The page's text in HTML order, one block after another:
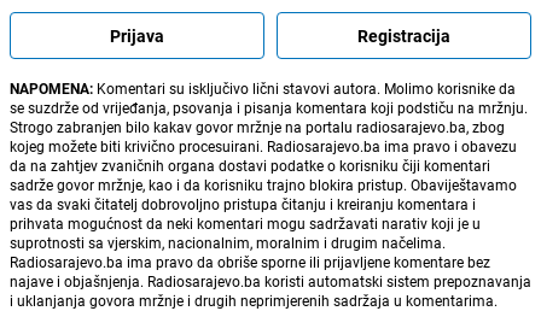
Prijava Registracija
NAPOMENA: Komentari su isključivo lični stavovi autora. Molimo korisnike da
se suzdrže od vrijeđanja, psovanja i pisanja komentara koji podstiču na mržnju.
Strogo zabranjen bilo kakav govor mržnje na portalu radiosarajevo.ba, zbog
kojeg možete biti krivično procesuirani. Radiosarajevo.ba ima pravo i obavezu
da na zahtjev zvaničnih organa dostavi podatke o korisniku čiji komentari
sadrže govor mržnje, kao i da korisniku trajno blokira pristup. Obaviještavamo
vas da svaki čitatelj dobrovoljno pristupa čitanju i kreiranju komentara i
prihvata mogućnost da neki komentari mogu sadržavati narativ koji je u
suprotnosti sa vjerskim, nacionalnim, moralnim i drugim načelima.
Radiosarajevo.ba ima pravo da obriše sporne ili prijavljene komentare bez
najave i objašnjenja. Radiosarajevo.ba koristi automatski sistem prepoznavanja
i uklanjanja govora mržnje i drugih neprimjerenih sadržaja u komentarima.